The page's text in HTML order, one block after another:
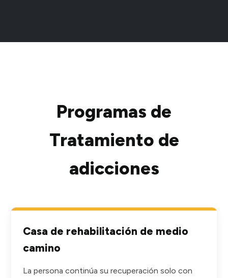
Programas de
Tratamiento de
adicciones
Casa de rehabilitación de medio
camino
La persona continúa su recuperación solo con